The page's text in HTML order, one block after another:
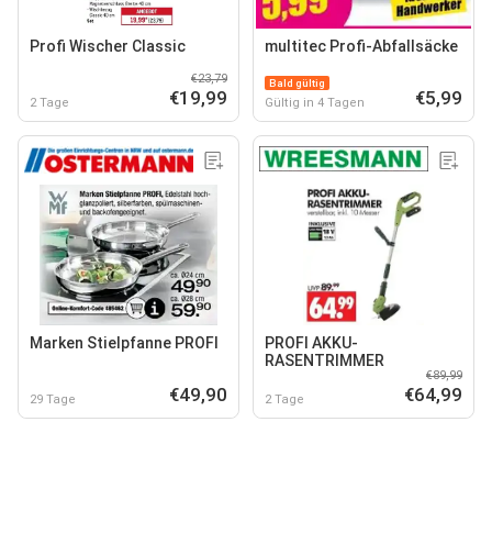
Profi Wischer Classic
2 Tage
€23,79
€19,99
multitec Profi-Abfallsäcke
Bald gültig
Gültig in 4 Tagen €5,99
Marken Stielpfanne PROFI
29 Tage €49,90
PROFI AKKU-
RASENTRIMMER
2 Tage
€89,99
€64,99